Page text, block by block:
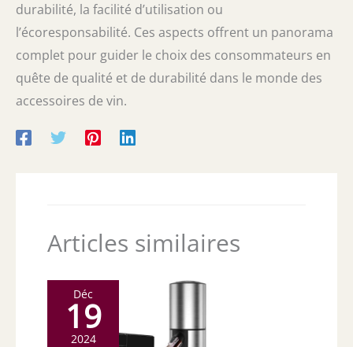
durabilité, la facilité d’utilisation ou
l’écoresponsabilité. Ces aspects offrent un panorama
complet pour guider le choix des consommateurs en
quête de qualité et de durabilité dans le monde des
accessoires de vin.
Articles similaires
Déc
19
2024